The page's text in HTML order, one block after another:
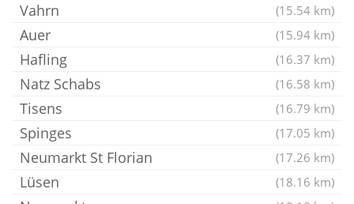
Vahrn (15.54 km)
Auer (15.94 km)
Hafling (16.37 km)
Natz Schabs (16.58 km)
Tisens (16.79 km)
Spinges (17.05 km)
Neumarkt St Florian (17.26 km)
Lüsen (18.16 km)